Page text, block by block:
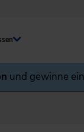
und gewinne